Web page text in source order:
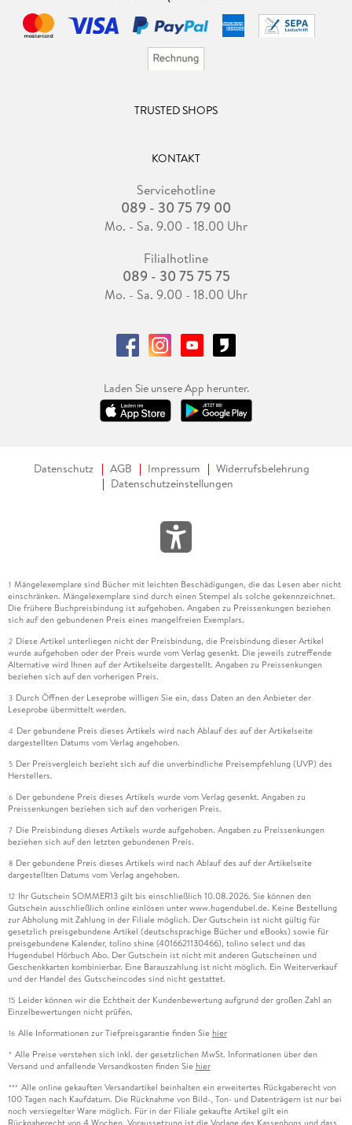
TRUSTED SHOPS
KONTAKT
Servicehotline
089 - 30 75 79 00
Mo. - Sa. 9.00 - 18.00 Uhr
Filialhotline
089 - 30 75 75 75
Mo. - Sa. 9.00 - 18.00 Uhr
Laden Sie unsere App herunter.
Datenschutz AGB Impressum
Widerrufsbelehrung
Datenschutzeinstellungen
1 Mängelexemplare sind Bücher mit leichten Beschädigungen, die das Lesen aber nicht
einschränken. Mängelexemplare sind durch einen Stempel als solche gekennzeichnet.
Die frühere Buchpreisbindung ist aufgehoben. Angaben zu Preissenkungen beziehen
sich auf den gebundenen Preis eines mangelfreien Exemplars.
2 Diese Artikel unterliegen nicht der Preisbindung, die Preisbindung dieser Artikel
wurde aufgehoben oder der Preis wurde vom Verlag gesenkt. Die jeweils zutreffende
Alternative wird Ihnen auf der Artikelseite dargestellt. Angaben zu Preissenkungen
beziehen sich auf den vorherigen Preis.
3 Durch Öffnen der Leseprobe willigen Sie ein, dass Daten an den Anbieter der
Leseprobe übermittelt werden.
4 Der gebundene Preis dieses Artikels wird nach Ablauf des auf der Artikelseite
dargestellten Datums vom Verlag angehoben.
5 Der Preisvergleich bezieht sich auf die unverbindliche Preisempfehlung (UVP) des
Herstellers.
6 Der gebundene Preis dieses Artikels wurde vom Verlag gesenkt. Angaben zu
Preissenkungen beziehen sich auf den vorherigen Preis.
7 Die Preisbindung dieses Artikels wurde aufgehoben. Angaben zu Preissenkungen
beziehen sich auf den letzten gebundenen Preis.
8 Der gebundene Preis dieses Artikels wird nach Ablauf des auf der Artikelseite
dargestellten Datums vom Verlag angehoben.
12 Ihr Gutschein SOMMER13 gilt bis einschließlich 10.08.2026. Sie können den
Gutschein ausschließlich online einlösen unter www.hugendubel.de. Keine Bestellung
zur Abholung mit Zahlung in der Filiale möglich. Der Gutschein ist nicht gültig für
gesetzlich preisgebundene Artikel (deutschsprachige Bücher und eBooks) sowie für
preisgebundene Kalender, tolino shine (4016621130466), tolino select und das
Hugendubel Hörbuch Abo. Der Gutschein ist nicht mit anderen Gutscheinen und
Geschenkkarten kombinierbar. Eine Barauszahlung ist nicht möglich. Ein Weiterverkauf
und der Handel des Gutscheincodes sind nicht gestattet.
15 Leider können wir die Echtheit der Kundenbewertung aufgrund der großen Zahl an
Einzelbewertungen nicht prüfen.
16 Alle Informationen zur Tiefpreisgarantie finden Sie hier
* Alle Preise verstehen sich inkl. der gesetzlichen MwSt. Informationen über den
Versand und anfallende Versandkosten finden Sie hier
*** Alle online gekauften Versandartikel beinhalten ein erweitertes Rückgaberecht von
100 Tagen nach Kaufdatum. Die Rücknahme von Bild-, Ton- und Datenträgern ist nur bei
noch versiegelter Ware möglich. Für in der Filiale gekaufte Artikel gilt ein
Rückgaberecht von 4 Wochen. Voraussetzung ist die Vorlage des Kassenbons und dass